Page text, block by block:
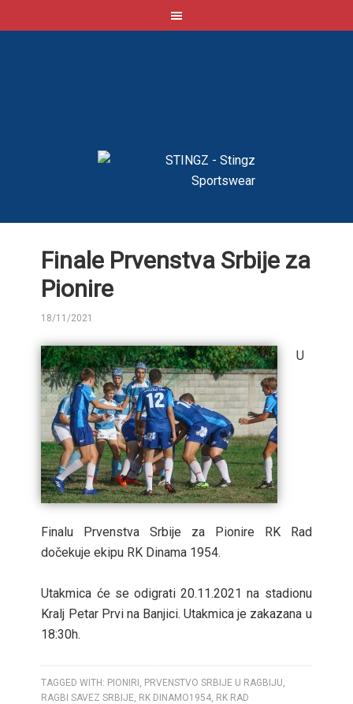
Finale Prvenstva Srbije za
Pionire
18/11/2021
U
Finalu Prvenstva Srbije za Pionire RK Rad
dočekuje ekipu RK Dinama 1954.
Utakmica će se odigrati 20.11.2021 na stadionu
Kralj Petar Prvi na Banjici. Utakmica je zakazana u
18:30h.
TAGGED WITH: PIONIRI , PRVENSTVO SRBIJE U RAGBIJU,
RAGBI SAVEZ SRBIJE, RK DINAMO1954, RK RAD